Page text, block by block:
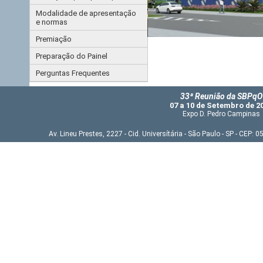
Modalidade de apresentação
e normas
Premiação
Preparação do Painel
Perguntas Frequentes
33ª Reunião da SBPqO
07 a 10 de Setembro de
Expo D. Pedro Campinas
Av. Lineu Prestes, 2227 - Cid. Universítária - São Paulo - SP - CEP: